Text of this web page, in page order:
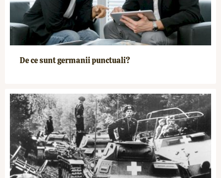
De ce sunt germanii punctuali?